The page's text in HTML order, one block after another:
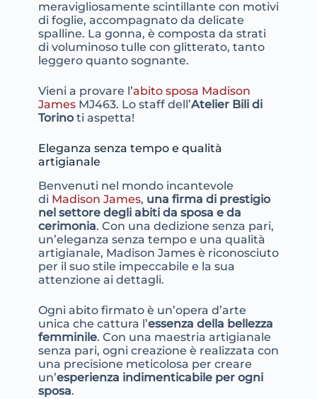
meravigliosamente scintillante con motivi
di foglie, accompagnato da delicate
spalline. La gonna, è composta da strati
di voluminoso tulle con glitterato, tanto
leggero quanto sognante.
Vieni a provare l’abito sposa Madison
JamesMJ463. Lo staff dell’Atelier Bili di
Torinoti aspetta!
Eleganza senza tempo e qualità
artigianale
Benvenuti nel mondo incantevole
di Madison James, una firma di prestigio
nel settore degli abiti da sposa e da
cerimonia. Con una dedizione senza pari,
un’eleganza senza tempo e una qualità
artigianale, Madison James è riconosciuto
per il suo stile impeccabile e la sua
attenzione ai dettagli.
Ogni abito firmato è un’opera d’arte
unica che cattura l’essenza della bellezza
femminile. Con una maestria artigianale
senza pari, ogni creazione è realizzata con
una precisione meticolosa per creare
un’esperienza indimenticabile per ogni
sposa.